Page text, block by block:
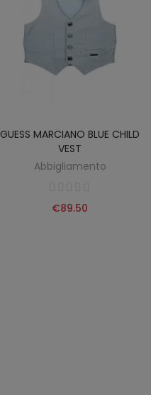
GUESS MARCIANO BLUE CHILD
VEST
Abbigliamento
€89.50